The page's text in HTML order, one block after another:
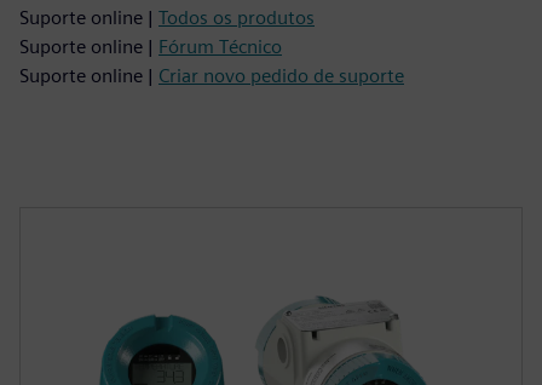
Suporte online | Todos os produtos
Suporte online | Fórum Técnico
Suporte online | Criar novo pedido de suporte